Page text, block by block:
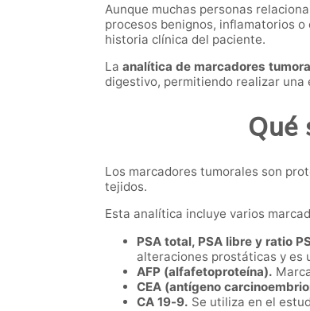
Aunque muchas personas
procesos benignos, inflamatorios
historia clínica del paciente.
La analítica de marcadores
digestivo, permitiendo realizar una
Qué
Los marcadores tumorales son
tejidos.
Esta analítica incluye varios
PSA total, PSA libre y ratio
alteraciones prostáticas y es
AFP (alfafetoproteína).
CEA (antígeno
CA 19-9. Se utiliza en el